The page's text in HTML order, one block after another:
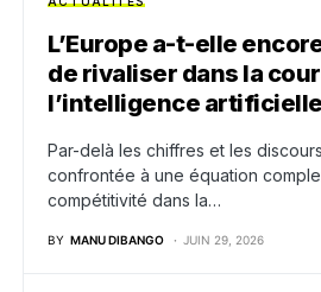
L’Europe a-t-elle
de rivaliser dans la
l’intelligence
Par-delà les chiffres et les
confrontée à une équation
compétitivité dans la…
BY MANU DIBANGO JUIN 29, 2026